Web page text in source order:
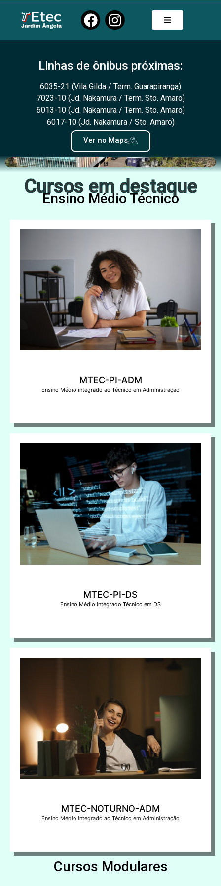
Estrada da Baronesa, 1695. Jardim Ângela,
São Paulo – SP, 04941-175
Linhas de ônibus próximas:
6035-21 (Vila Gilda / Term. Guarapiranga)
7023-10 (Jd. Nakamura / Term. Sto. Amaro)
6013-10 (Jd. Nakamura / Term. Sto. Amaro)
6017-10 (Jd. Nakamura / Sto. Amaro)
Ver no Maps
Cursos em destaque
Ensino Médio Técnico
MTEC-PI-ADM
Ensino Médio integrado ao Técnico em Administração
MTEC-PI-DS
Ensino Médio integrado Técnico em DS
MTEC-NOTURNO-ADM
Ensino Médio integrado ao Técnico em Administração
Cursos Modulares